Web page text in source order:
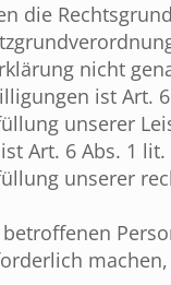
die
nicht
ist Art.
unserer
Art. 6 Abs. 1 lit.
unserer